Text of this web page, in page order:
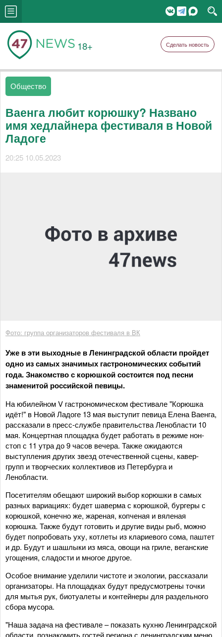
18+ Сделать новость
Общество
Ваенга любит корюшку? Названо
имя хедлайнера фестиваля в Новой
Ладоге
20:25 10.05.2023
Фото: группа организаторов фестиваля в ВК
Уже в эти выходные в Ленинградской области пройдет
одно из самых значимых гастрономических событий
года. Знакомство с корюшкой состоится под песни
знаменитой российской певицы.
На юбилейном V гастрономическом фестивале "Корюшка
идёт!" в Новой Ладоге 13 мая выступит певица Елена Ваенга,
рассказали в пресс-службе правительства Ленобласти 10
мая. Концертная площадка будет работать в режиме нон-
стоп с 11 утра до 9 часов вечера. Также ожидаются
выступления других звезд отечественной сцены, кавер-
групп и творческих коллективов из Петербурга и
Ленобласти.
Посетителям обещают широкий выбор корюшки в самых
разных вариациях: будет шаверма с корюшкой, бургеры с
корюшкой, конечно же, жареная, копченая и вяленая
корюшка. Также будут готовить и другие виды рыб, можно
будет попробовать уху, котлеты из клариевого сома, паштет
и др. Будут и шашлыки из мяса, овощи на гриле, веганские
угощения, сладости и многое другое.
Особое внимание уделили чистоте и экологии, рассказали
организаторы. На площадках будут предусмотрены точки
для мытья рук, биотуалеты и контейнеры для раздельного
сбора мусора.
"Наша задача на фестивале – показать кухню Ленинградской
области, познакомить гостей региона с ленинградским меню,